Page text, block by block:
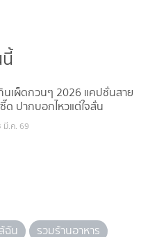
เผ็ดกวนๆ 2026 แคปชั่นสาย
ด ปากบอกไหวแต่ใจสั่น
มี.ค. 69
ฉัน
รวมร้านอาหาร